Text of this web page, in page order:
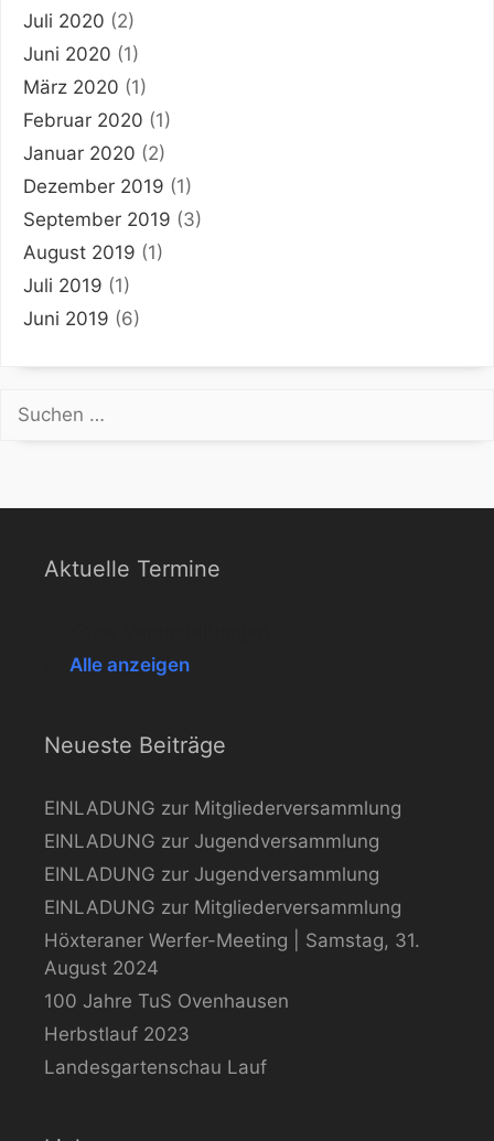
Juli 2020 (2)
Juni 2020 (1)
März 2020 (1)
Februar 2020 (1)
Januar 2020 (2)
Dezember 2019 (1)
September 2019 (3)
August 2019 (1)
Juli 2019 (1)
Juni 2019 (6)
Suchen
nach:
Aktuelle Termine
Alle anzeigen
Neueste Beiträge
EINLADUNG zur Mitgliederversammlung
EINLADUNG zur Jugendversammlung
EINLADUNG zur Jugendversammlung
EINLADUNG zur Mitgliederversammlung
Höxteraner Werfer-Meeting | Samstag, 31.
August 2024
100 Jahre TuS Ovenhausen
Herbstlauf 2023
Landesgartenschau Lauf